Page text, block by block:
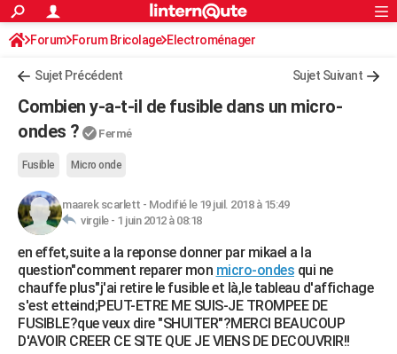
ACTUALITÉS
Politique
Société
Faits Divers
Education
Monde
Villes
+
Programme TV
Streaming
Cinéma
Sorties cinéma
Musique
FINANCE
Retraite
Impôts
Epargne
Immobilier
Risques naturels par ville
Banque
Assurance
Crédit
AUTO
Essais
Réserver un essai
Citadines
Berlines
SUV
Forum auto
HIGH-TECH
Mobiles
Meilleur smartphone
Internet
Ordinateurs
Jeux vidéo
Guide high-tech
BRICOLAGE
Forum
Aménagement intérieur
Extérieur
Cuisine
Salle de bains
Jardinage
Rangement
WEEK-END
Guides de France
Escapades
Patrimoine
Expositions
Musées
Week-end nature
+LIFESTYLE
Art de vivre
Bien-être
Loisirs
Mode
Modes de vie
SANTE
S'inscrire
Connexion
Forum Forum Bricolage Electroménager
Sujet Précédent Sujet Suivant
Combien y-a-t-il de fusible dans un micro-
ondes ?
Fermé
Fusible Micro onde
maarek scarlett - Modifié le 19 juil. 2018 à 15:49
virgile - 1 juin 2012 à 08:18
en effet,suite a la reponse donner par mikael a la
question"comment reparer mon micro-ondes qui ne
chauffe plus"j'ai retire le fusible et là,le tableau d'affichage
s'est etteind;PEUT-ETRE ME SUIS-JE TROMPEE DE
FUSIBLE?que veux dire "SHUITER"?MERCI BEAUCOUP
D'AVOIR CREER CE SITE QUE JE VIENS DE DECOUVRIR!!